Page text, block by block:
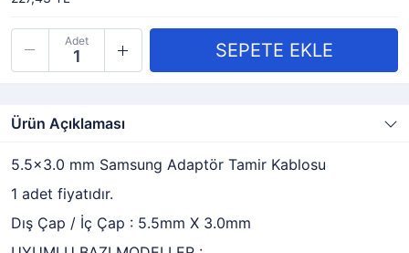
Adet
Ürün Açıklaması
5.5x3.0 mm Samsung Adaptör Tamir Kablosu
1 adet fiyatıdır.
Dış Çap / İç Çap : 5.5mm X 3.0mm